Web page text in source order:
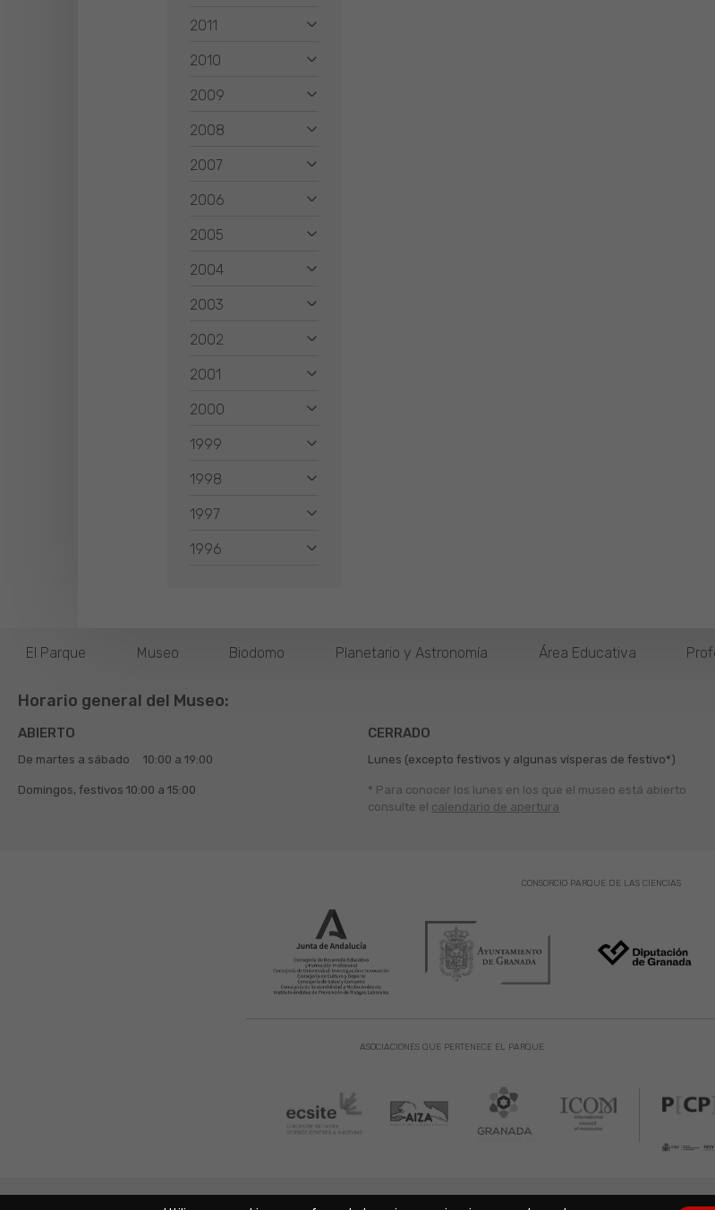
2011
2010
2009
2008
2007
2006
2005
2004
2003
2002
2001
2000
1999
1998
1997
1996
El Parque Museo Biodomo Planetario y Astronomía Área Educativa
Horario general del Museo:
ABIERTO
De martes a sábado 10:00 a 19:00
Domingos, festivos 10:00 a 15:00
CERRADO
Lunes (excepto festivos y algunas vísperas de festivo*)
* Para conocer los lunes en los que el museo está abierto
consulte el calendario de apertura
ASOCIACIONES QUE PERTENECE EL PARQUE
CONSORCIO PARQUE DE LAS CIENCIAS
Copyright © 2021. Parque de las Ciencias. Avda. de la Ciencia s/n 18006 Granada.